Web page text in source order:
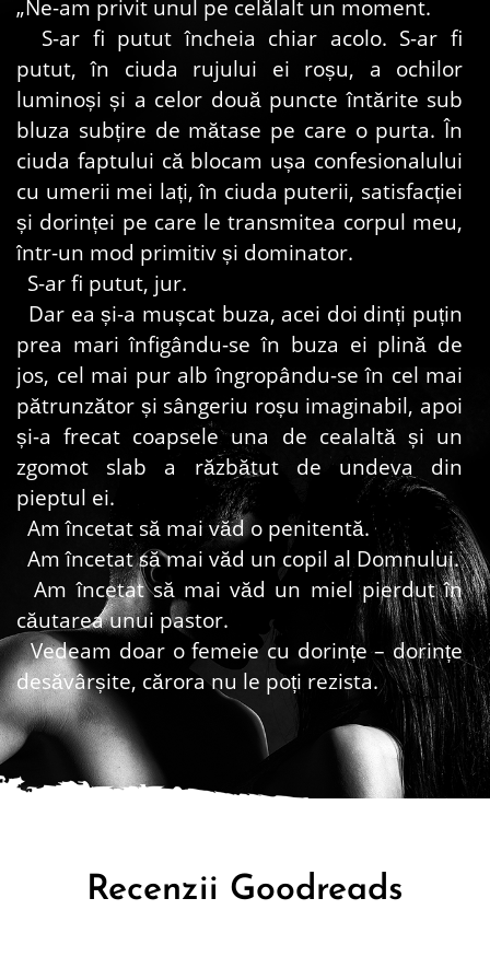
„Ne-am privit unul pe celălalt un moment.
S-ar fi putut încheia chiar acolo. S-ar fi
putut, în ciuda rujului ei roșu, a ochilor
luminoși și a celor două puncte întărite sub
bluza subțire de mătase pe care o purta. În
ciuda faptului că blocam ușa confesionalului
cu umerii mei lați, în ciuda puterii, satisfacției
și dorinței pe care le transmitea corpul meu,
într-un mod primitiv și dominator.
S-ar fi putut, jur.
Dar ea și-a mușcat buza, acei doi dinți puțin
prea mari înfigându-se în buza ei plină de
jos, cel mai pur alb îngropându-se în cel mai
pătrunzător și sângeriu roșu imaginabil, apoi
și-a frecat coapsele una de cealaltă și un
zgomot slab a răzbătut de undeva din
pieptul ei.
Am încetat să mai văd o penitentă.
Am încetat să mai văd un copil al Domnului.
Am încetat să mai văd un miel pierdut în
căutarea unui pastor.
Vedeam doar o femeie cu dorințe – dorințe
desăvârșite, cărora nu le poți rezista.
Am făcut un pas în spate, trăgând aer
adânc, o parte curajoasă a conștiinței mele
încercând să revină la realitate, iar ea a făcut
o tentativă de pas afară din confesional,
lăsat-o să treacă pe lângă mine, dar nu din
cauză că îmi doream să plece sau pentru că
Recenzii Goodreads